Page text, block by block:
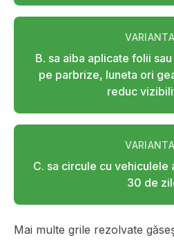
VARIANTA
B. sa aiba aplicate folii
pe parbrize, luneta ori
reduc
C. sa circule cu vehiculele
30 de
Mai multe grile rezolvate